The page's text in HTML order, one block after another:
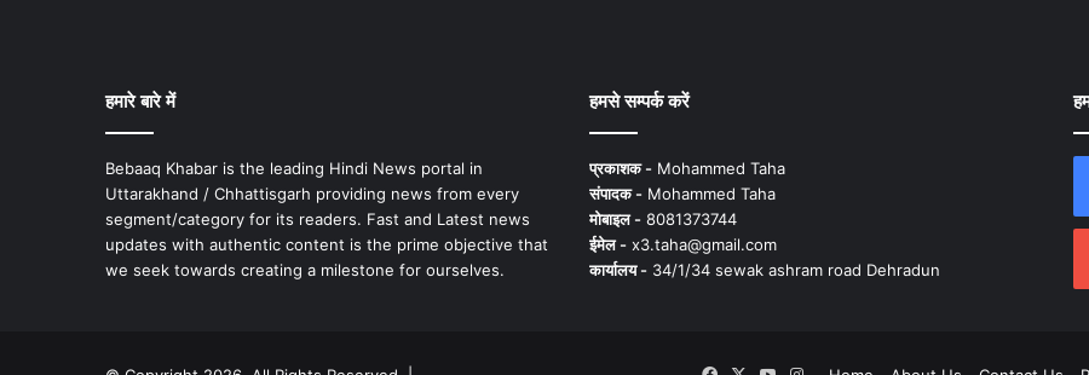
हमारे बारे में
Bebaaq Khabar is the leading Hindi News portal in
Uttarakhand / Chhattisgarh providing news from every
segment/category for its readers. Fast and Latest news
updates with authentic content is the prime objective that
we seek towards creating a milestone for ourselves.
हमसे सम्पर्क करें
प्रकाशक -Mohammed Taha
संपादक -Mohammed Taha
मोबाइल -8081373744
ईमेल -x3.taha@gmail.com
कार्यालय -34/1/34 sewak ashram road Dehradun